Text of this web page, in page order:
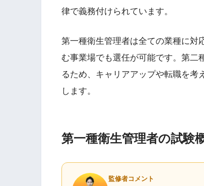
律で義務付けられています。
第一種衛生管理者は全ての業種に対
む事業場でも選任が可能です。第二
るため、キャリアアップや転職を考
します。
第一種衛生管理者の試験
監修者コメント